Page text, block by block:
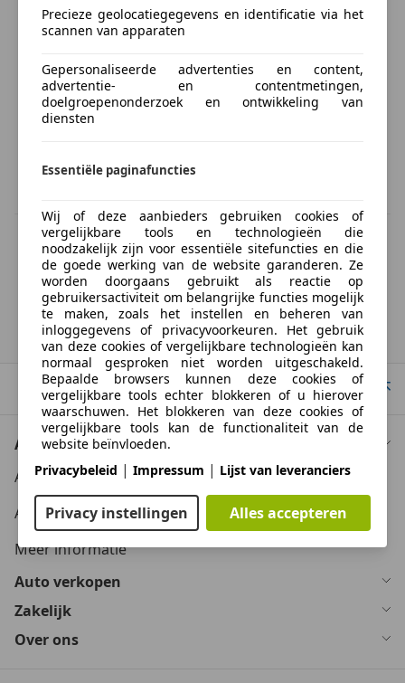
BTW verrekenbaar
Specificatie van de fabrikant voor nieuwe voertuigen. Afhankelijk van de
kilometerstand, het rijgedrag, de leeftijd van de batterij en het
laadgedrag, kan de radius van occasies aanzienlijk variëren.
Suzuki Swift
Naar boven
Auto kopen
Auto kooptips
Auto zoektips
Meer informatie
Auto verkopen
Zakelijk
Over ons
Precieze geolocatiegegevens en identificatie via het
scannen van apparaten
Gepersonaliseerde advertenties en content,
advertentie- en contentmetingen,
doelgroepenonderzoek en ontwikkeling van
diensten
Essentiële paginafuncties
Wij of deze aanbieders gebruiken cookies of
vergelijkbare tools en technologieën die
noodzakelijk zijn voor essentiële sitefuncties en die
de goede werking van de website garanderen. Ze
worden doorgaans gebruikt als reactie op
gebruikersactiviteit om belangrijke functies mogelijk
te maken, zoals het instellen en beheren van
inloggegevens of privacyvoorkeuren. Het gebruik
van deze cookies of vergelijkbare technologieën kan
normaal gesproken niet worden uitgeschakeld.
Bepaalde browsers kunnen deze cookies of
vergelijkbare tools echter blokkeren of u hierover
waarschuwen. Het blokkeren van deze cookies of
vergelijkbare tools kan de functionaliteit van de
website beïnvloeden.
Geavanceerde paginafuncties
Wij en derden gebruiken verschillende
technologische middelen, waaronder cookies en
uitgebreide sitefuncties aan te bieden en een
deze uitgebreide functionaliteiten maken we het
bijvoorbeeld om uw zoekopdrachten bij een later
Privacybeleid | Impressum | Lijst van leveranciers
Privacy instellingen Alles accepteren